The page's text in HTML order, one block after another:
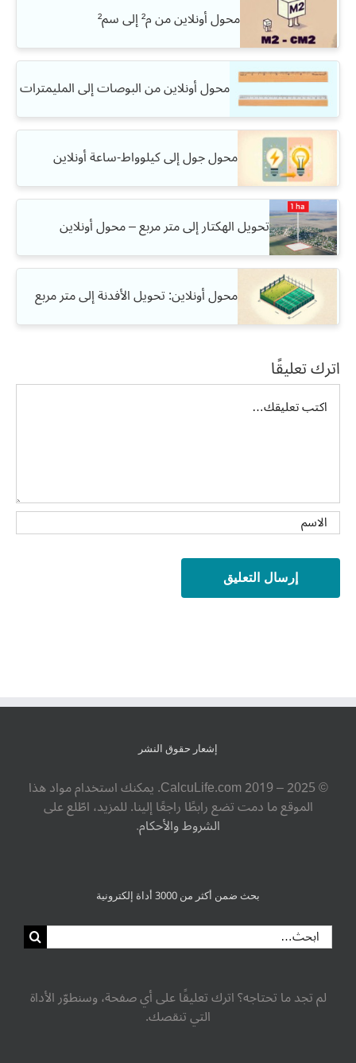
محول أونلاين من م² إلى سم²
محول أونلاين من البوصات إلى المليمترات
محول جول إلى كيلوواط-ساعة أونلاين
تحويل الهكتار إلى متر مربع – محول أونلاين
محول أونلاين: تحويل الأفدنة إلى متر مربع
اترك تعليقًا
تعليق
إشعار حقوق النشر
© ‎CalcuLife.com‎ 2019 – 2025. يمكنك استخدام مواد هذا
الموقع ما دمت تضع رابطًا راجعًا إلينا. للمزيد، اطّلع على
الشروط والأحكام.
بحث ضمن أكثر من 3000 أداة إلكترونية
البحث
عن:
لم تجد ما تحتاجه؟ اترك تعليقًا على أي صفحة، وسنطوّر الأداة
التي تنقصك.